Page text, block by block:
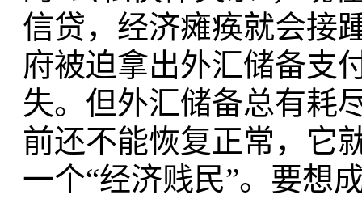
信贷，经济瘫痪就会接
府被迫拿出外汇储备支
失。但外汇储备总有耗
前还不能恢复正常，它
一个“经济贱民”。要想